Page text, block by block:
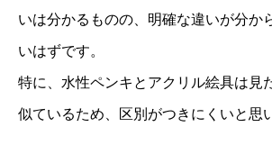
いは分かるものの、明確な違いが分か
いはずです。
特に、水性ペンキとアクリル絵具は見
似ているため、区別がつきにくいと思